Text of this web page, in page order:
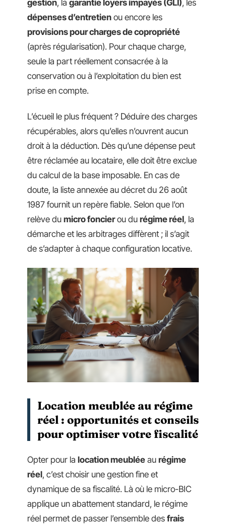
gestion, la garantie loyers impayés (GLI), les
dépenses d’entretien ou encore les
provisions pour charges de copropriété
(après régularisation). Pour chaque charge,
seule la part réellement consacrée à la
conservation ou à l’exploitation du bien est
prise en compte.
L’écueil le plus fréquent ? Déduire des charges
récupérables, alors qu’elles n’ouvrent aucun
droit à la déduction. Dès qu’une dépense peut
être réclamée au locataire, elle doit être exclue
du calcul de la base imposable. En cas de
doute, la liste annexée au décret du 26 août
1987 fournit un repère fiable. Selon que l’on
relève du micro foncierou du régime réel, la
démarche et les arbitrages diffèrent ; il s’agit
de s’adapter à chaque configuration locative.
Location meublée au régime
réel : opportunités et conseils
pour optimiser votre fiscalité
Opter pour la location meublée au régime
réel, c’est choisir une gestion fine et
dynamique de sa fiscalité. Là où le micro-BIC
applique un abattement standard, le régime
réel permet de passer l’ensemble des frais